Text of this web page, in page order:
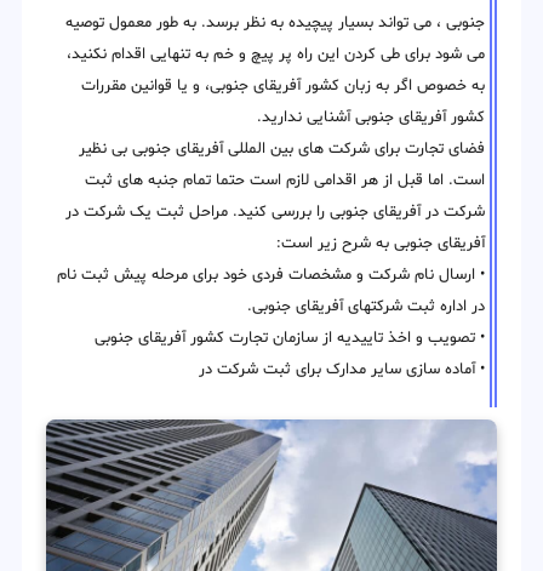
جنوبی ، می تواند بسیار پیچیده به نظر برسد. به طور معمول توصیه
می شود برای طی کردن این راه پر پیچ و خم به تنهایی اقدام نکنید،
به خصوص اگر به زبان کشور آفریقای جنوبی، و یا قوانین مقررات
کشور آفریقای جنوبی آشنایی ندارید.
فضای تجارت برای شرکت های بین المللی آفریقای جنوبی بی نظیر
است. اما قبل از هر اقدامی لازم است حتما تمام جنبه های ثبت
شرکت در آفریقای جنوبی را بررسی کنید. مراحل ثبت یک شرکت در
آفریقای جنوبی به شرح زیر است:
• ارسال نام شرکت و مشخصات فردی خود برای مرحله پیش ثبت نام
در اداره ثبت شرکتهای آفریقای جنوبی.
• تصویب و اخذ تاییدیه از سازمان تجارت کشور آفریقای جنوبی
• آماده سازی سایر مدارک برای ثبت شرکت در